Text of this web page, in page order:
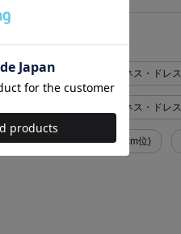
COLE HAAN シューズ>ビジネス・ドレ
COLE HAAN シューズ>ビジネス・ドレ
COLE HAAN メンズ US7(25cm位)